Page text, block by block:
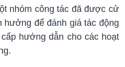
nhóm công tác đã được cử
hưởng để đánh giá tác động
hướng dẫn cho các hoạt